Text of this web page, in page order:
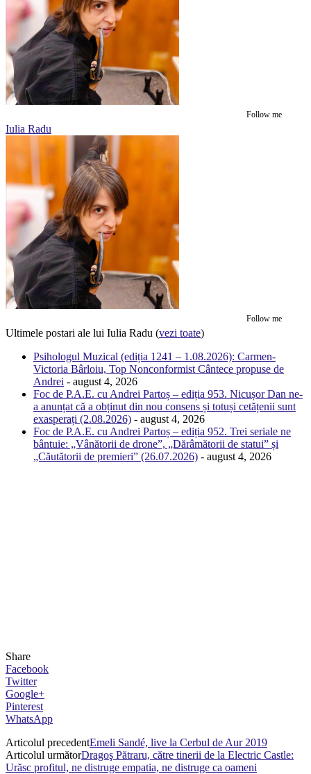
Follow me
Iulia Radu
Follow me
Ultimele postari ale lui Iulia Radu (vezi toate)
Psihologul Muzical (ediția 1241 – 1.08.2026): Carmen-
Victoria Bârloiu, Top Nonconformist Cântece propuse de
Andrei - august 4, 2026
Foc de P.A.E. cu Andrei Partoș – ediția 953. Nicușor Dan ne-
a anunțat că a obținut din nou consens și totuși cetățenii sunt
exasperați (2.08.2026) - august 4, 2026
Foc de P.A.E. cu Andrei Partoș – ediția 952. Trei seriale ne
bântuie: „Vânătorii de drone”, „Dărâmătorii de statui” și
„Căutătorii de premieri” (26.07.2026) - august 4, 2026
Share
Facebook
Twitter
Google+
Pinterest
WhatsApp
Articolul precedentEmeli Sandé, live la Cerbul de Aur 2019
Articolul următorDragoş Pătraru, către tinerii de la Electric Castle:
Urăsc profitul, ne distruge empatia, ne distruge ca oameni